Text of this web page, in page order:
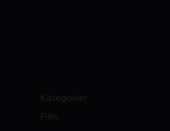
Kategorier
Film